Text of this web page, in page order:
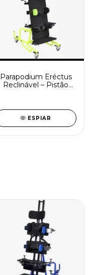
Parapodium Eréctus
Reclinável – Pistão
ESPIAR